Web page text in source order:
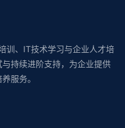
训、IT技术学习与企业人才培
持续进阶支持，为企业提供
服务。